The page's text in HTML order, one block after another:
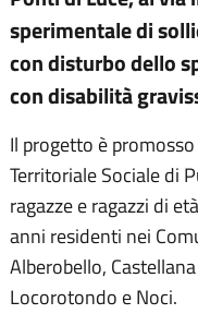
sperimentale di
con disturbo dello
con disabilità
Il progetto è
Territoriale Sociale di
ragazze e ragazzi di
anni residenti nei
Alberobello,
Locorotondo e Noci.